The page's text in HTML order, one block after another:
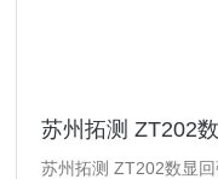
苏州拓测 ZT202
苏州拓测 ZT202数显